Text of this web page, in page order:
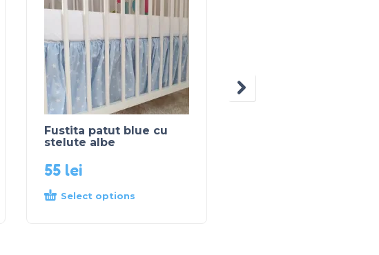
Fustita patut blue cu
stelute albe
55 lei
Select options